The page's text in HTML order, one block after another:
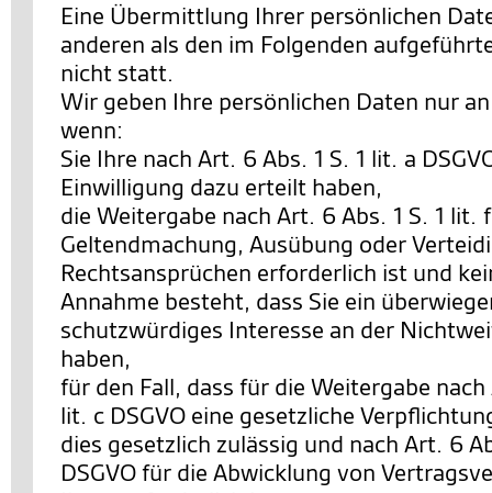
Eine Übermittlung Ihrer persönlichen
anderen als den im Folgenden
nicht statt.
Wir geben Ihre persönlichen Daten nur
wenn:
Sie Ihre nach Art. 6 Abs. 1 S. 1 lit. a
Einwilligung dazu erteilt haben,
die Weitergabe nach Art. 6 Abs. 1 S. 1 lit.
Geltendmachung, Ausübung oder
Rechtsansprüchen erforderlich ist und
Annahme besteht, dass Sie ein
schutzwürdiges Interesse an der
haben,
für den Fall, dass für die Weitergabe nach
lit. c DSGVO eine gesetzliche
dies gesetzlich zulässig und nach Art. 6
DSGVO für die Abwicklung von